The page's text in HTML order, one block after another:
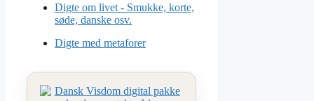
Digte om livet - Smukke, korte,
søde, danske osv.
Digte med metaforer